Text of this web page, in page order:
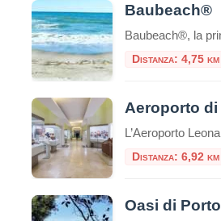
Baubeach®
Distanza: 4,75 km
Distanza: 6,92 km
Oasi di Porto